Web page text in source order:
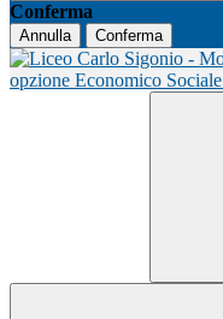
Conferma
Annulla Conferma
opzione Economico Sociale